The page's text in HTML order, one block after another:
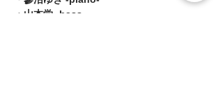
・山本学 -bass-